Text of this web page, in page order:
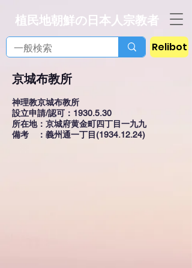
植民地朝鮮の日本人宗教者
Relibot
京城布教所
神理教京城布教所
設立申請/認可：1930.5.30
所在地：京城府黄金町四丁目一九九
備考 ：義州通一丁目(1934.12.24)